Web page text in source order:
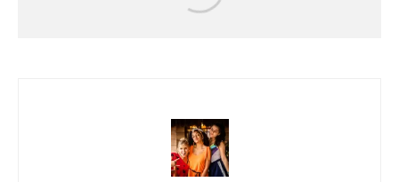
Samsung dá até 3 meses de Spotify